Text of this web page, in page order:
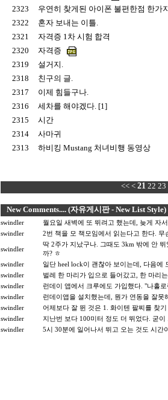
2323
우연히 찾게된 아이폰 불편한점 한가
2322
혼자 보내는 이틀.
2321
자격증 1차 시험 합격
2320
자격증
2319
설거지.
2318
친구의 글.
2317
이제 힘들구나.
2316
세차를 해야겠다. [1]
2315
시간
2314
사마귀
2313
하비킹 Mustang 처녀비행 동영상
<< < 21 22 23
New Comments.... (자유게시판 - New List Style)
swindler
월요일 새벽에 또 뛰려고 했는데, 늦게 자
swindler
2번 책을 모 책모임에서 읽는다고 한다.
swindler
딱 2주가 지났구나. 그때도 3km 밖에 안
까? ㅎ
swindler
일단 heel lock이 괜찮아 보이는데, 다음에
swindler
벌레 한 마리가 입으로 들어갔고, 한 마리
swindler
런데이 앱에서 크루에도 가입했다. "나홀
swindler
런데이앱을 설치했는데, 뭔가 연동을 잘
swindler
어제보다 잘 뛴 것은 1. 화이텐 팔찌를 찾
swindler
지난번 보다 100미터 정도 더 뛰었다. 굳
swindler
5시 30분에 일어나서 뛰고 오는 것도 시간